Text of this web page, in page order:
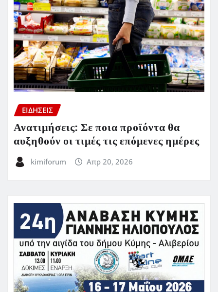
ΕΙΔΗΣΕΙΣ
Ανατιμήσεις: Σε ποια προϊόντα θα
αυξηθούν οι τιμές τις επόμενες ημέρες
kimiforum Απρ 20, 2026